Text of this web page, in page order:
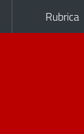
Rubrica